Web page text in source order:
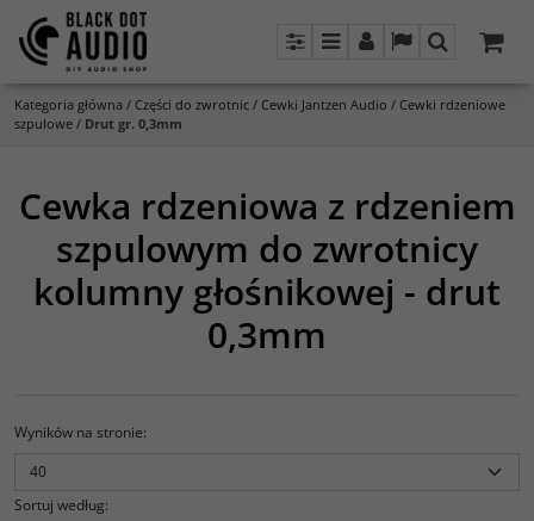
PanelMenuPanel LangSzukaj
Kategoria główna / Części do zwrotnic / Cewki Jantzen Audio / Cewki rdzeniowe
szpulowe / Drut gr. 0,3mm
Cewka rdzeniowa z rdzeniem
szpulowym do zwrotnicy
kolumny głośnikowej - drut
0,3mm
Wyników na stronie:
Sortuj według: